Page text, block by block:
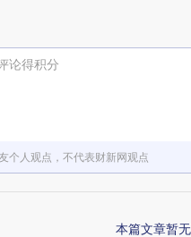
论得积分
个人观点，不代表财新网观点
本篇文章暂